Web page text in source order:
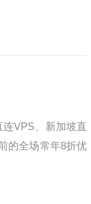
VPS、新加坡直
的全场常年8折优